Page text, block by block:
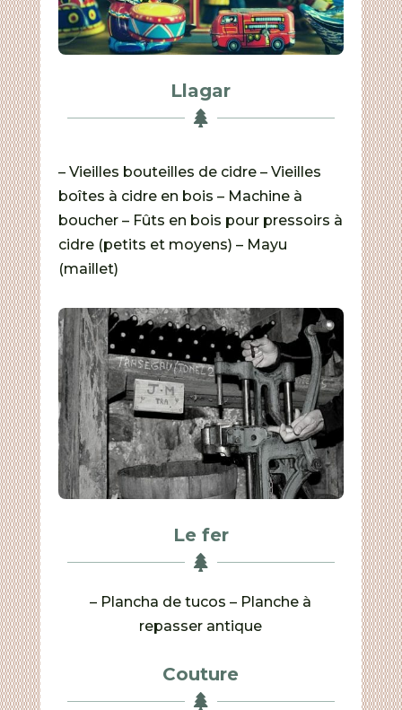
Llagar

– Vieilles bouteilles de cidre – Vieilles
boîtes à cidre en bois – Machine à
boucher – Fûts en bois pour pressoirs à
cidre (petits et moyens) – Mayu
(maillet)
Le fer

– Plancha de tucos – Planche à
repasser antique
Couture
